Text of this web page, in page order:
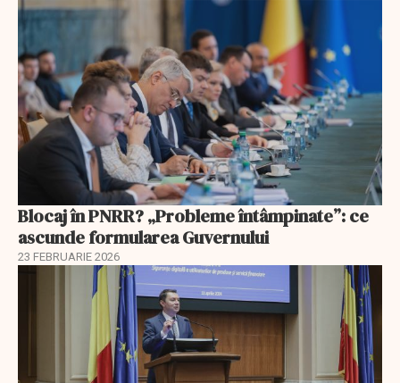
Blocaj în PNRR? „Probleme întâmpinate”: ce
ascunde formularea Guvernului
23 FEBRUARIE 2026